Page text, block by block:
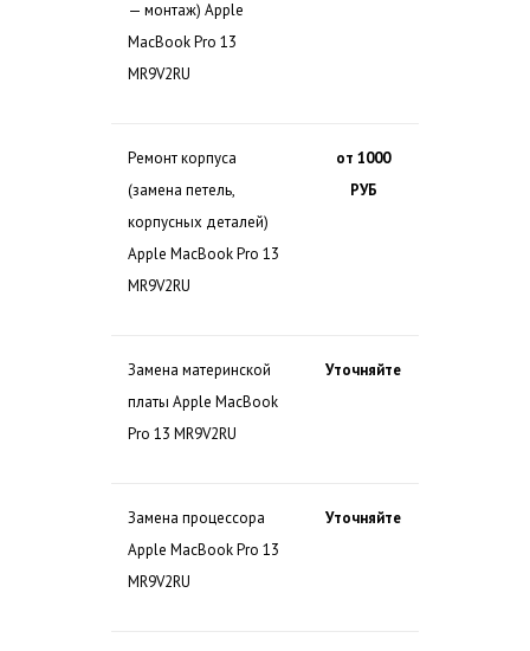
— монтаж) Apple
MacBook Pro 13
MR9V2RU
Ремонт корпуса
(замена петель,
корпусных деталей)
Apple MacBook Pro 13
MR9V2RU
от 1000
РУБ
Замена материнской
платы Apple MacBook
Pro 13 MR9V2RU
Уточняйте
Замена процессора
Apple MacBook Pro 13
MR9V2RU
Уточняйте